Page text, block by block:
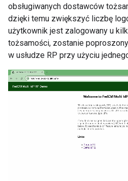
obsługiwanych dostawców
dzięki temu zwiększyć liczbę
użytkownik jest zalogowany u
tożsamości, zostanie
w usłudze RP przy użyciu